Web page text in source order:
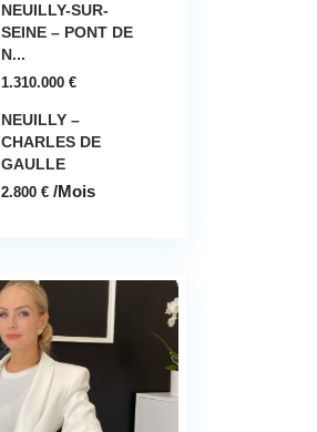
NEUILLY-SUR-
SEINE – PONT DE
N...
1.310.000 €
NEUILLY –
CHARLES DE
GAULLE
2.800 € /Mois